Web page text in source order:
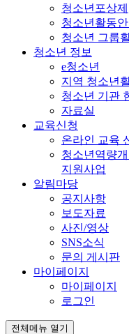
청소년포상제
청소년활동안
청소년 그룹
청소년 정보
e청소년
지역 청소년
청소년 기관
자료실
교육신청
온라인 교육
청소년역량
지원사업
알림마당
공지사항
보도자료
사진/영상
SNS소식
문의 게시판
마이페이지
마이페이지
로그인
전체메뉴 열기